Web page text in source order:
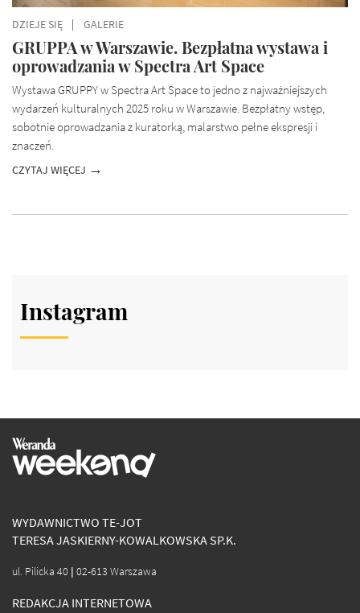
DZIEJE SIĘ GALERIE
GRUPPA w Warszawie. Bezpłatna wystawa i
oprowadzania w Spectra Art Space
Wystawa GRUPPY w Spectra Art Space to jedno z najważniejszych
wydarzeń kulturalnych 2025 roku w Warszawie. Bezpłatny wstęp,
sobotnie oprowadzania z kuratorką, malarstwo pełne ekspresji i
znaczeń.
CZYTAJ WIĘCEJ
Instagram
WYDAWNICTWO TE-JOT
TERESA JASKIERNY-KOWALKOWSKA SP.K.
ul. Pilicka 40 | 02-613 Warszawa
REDAKCJA INTERNETOWA